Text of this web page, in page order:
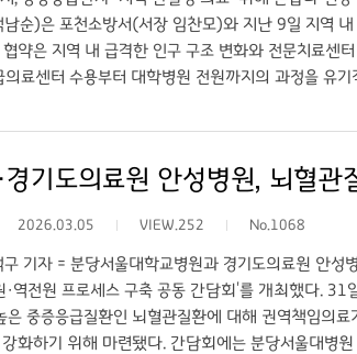
내에서 치료와 돌봄이 완결되는 공공의료 체계를 구
순)은 포천소방서(서장 임찬모)와 지난 9일 지역
약은 지역 내 급격한 인구 구조 변화와 전문치료센
료센터 수용부터 대학병원 전원까지의 과정을 유
추적 역할을 수행하고 구급 현장과의 긴밀한 공조
움을 이해하고 오해 없이 소통하는 것이 무엇보다
여할 것으로 기대하고 있다. 이를 위해 구급대의
수용과 처치를 제공하며 상급 의료기관으로의 전원
로 했다.
경기도의료원 안성병원, 뇌혈관
2026.03.05 VIEW.252 No.1068
구 기자 = 분당서울대학교병원과 경기도의료원 안
역전원 프로세스 구축 공동 간담회'를 개최했다.
은 중증응급질환인 뇌혈관질환에 대해 권역책임의
화하기 위해 마련됐다. 간담회에는 분당서울대병